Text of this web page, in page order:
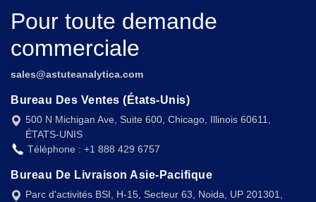
Pour toute demande
commerciale
sales@astuteanalytica.com
Bureau Des Ventes (États-Unis)
500 N Michigan Ave, Suite 600, Chicago, Illinois 60611,
ÉTATS-UNIS
Téléphone : +1 888 429 6757
Bureau De Livraison Asie-Pacifique
Parc d'activités BSI, H-15, Secteur 63, Noida, UP 201301,